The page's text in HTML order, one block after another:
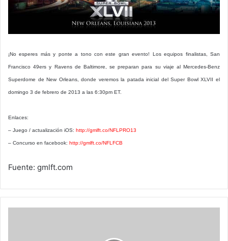
¡No esperes más y ponte a tono con este gran evento! Los equipos finalistas, San
Francisco 49ers y Ravens de Baltimore, se preparan para su viaje al Mercedes-Benz
Superdome de New Orleans, donde veremos la patada inicial del Super Bowl XLVII el
domingo 3 de febrero de 2013 a las 6:30pm ET.
Enlaces:
– Juego / actualización iOS: http://gmlft.co/NFLPRO13
– Concurso en facebook: http://gmlft.co/NFLFCB
Fuente: gmlft.com